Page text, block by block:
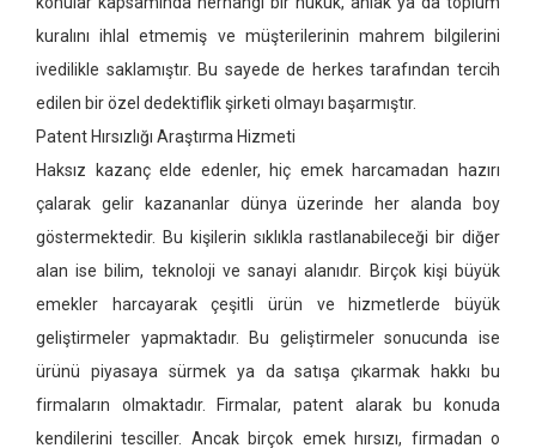
kuralını ihlal etmemiş ve müşterilerinin mahrem bilgilerini
ivedilikle saklamıştır. Bu sayede de herkes tarafından tercih
edilen bir özel dedektiflik şirketi olmayı başarmıştır.
Patent Hırsızlığı Araştırma Hizmeti
Haksız kazanç elde edenler, hiç emek harcamadan hazırı
çalarak gelir kazananlar dünya üzerinde her alanda boy
göstermektedir. Bu kişilerin sıklıkla rastlanabileceği bir diğer
alan ise bilim, teknoloji ve sanayi alanıdır. Birçok kişi büyük
emekler harcayarak çeşitli ürün ve hizmetlerde büyük
geliştirmeler yapmaktadır. Bu geliştirmeler sonucunda ise
ürünü piyasaya sürmek ya da satışa çıkarmak hakkı bu
firmaların olmaktadır. Firmalar, patent alarak bu konuda
kendilerini tesciller. Ancak birçok emek hırsızı, firmadan o